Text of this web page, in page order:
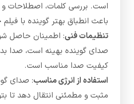
است. بررسی کلمات، اصطلاحات
باعث انطباق بهتر گوینده با
تنظیمات فنی: اطمینان حاصل
صدای گوینده بهینه است، صدا
کیفیت صدا مناسب است.
استفاده از انرژی مناسب: صدای
مثبت و مطمئنی انتقال دهد تا